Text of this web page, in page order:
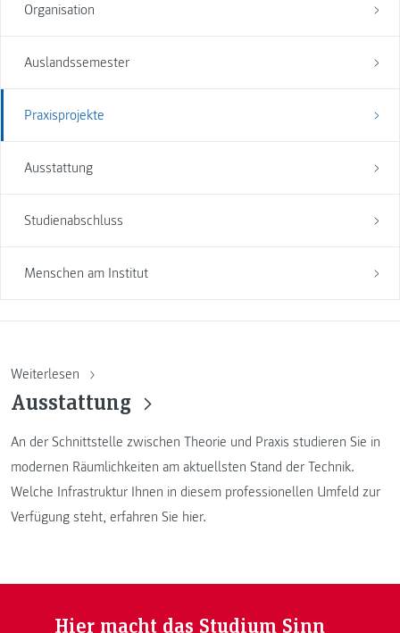
Organisation
Auslandssemester
Praxisprojekte
Ausstattung
Studienabschluss
Menschen am Institut
Weiterlesen
Ausstattung
An der Schnittstelle zwischen Theorie und Praxis studieren Sie in
modernen Räumlichkeiten am aktuellsten Stand der Technik.
Welche Infrastruktur Ihnen in diesem professionellen Umfeld zur
Verfügung steht, erfahren Sie hier.
Hier macht das Studium Sinn